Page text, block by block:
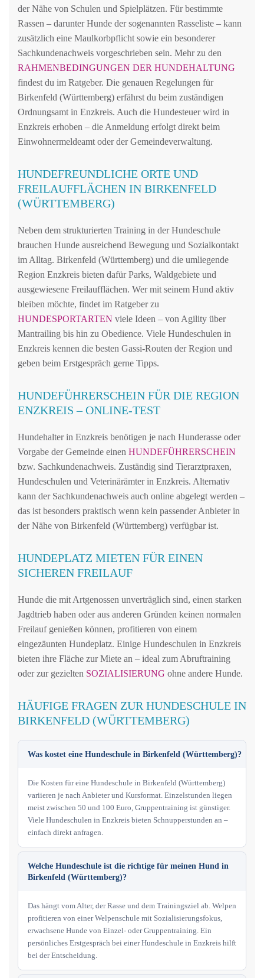
der Nähe von Schulen und Spielplätzen. Für bestimmte
Rassen – darunter Hunde der sogenannten Rasseliste – kann
zusätzlich eine Maulkorbpflicht sowie ein besonderer
Sachkundenachweis vorgeschrieben sein. Mehr zu den
RAHMENBEDINGUNGEN DER HUNDEHALTUNG
findest du im Ratgeber. Die genauen Regelungen für
Birkenfeld (Württemberg) erfährst du beim zuständigen
Ordnungsamt in Enzkreis. Auch die Hundesteuer wird in
Enzkreis erhoben – die Anmeldung erfolgt direkt beim
Einwohnermeldeamt oder der Gemeindeverwaltung.
HUNDEFREUNDLICHE ORTE UND
FREILAUFFLÄCHEN IN BIRKENFELD
(WÜRTTEMBERG)
Neben dem strukturierten Training in der Hundeschule
brauchen Hunde ausreichend Bewegung und Sozialkontakt
im Alltag. Birkenfeld (Württemberg) und die umliegende
Region Enzkreis bieten dafür Parks, Waldgebiete und
ausgewiesene Freilaufflächen. Wer mit seinem Hund aktiv
bleiben möchte, findet im Ratgeber zu
HUNDESPORTARTEN viele Ideen – von Agility über
Mantrailing bis hin zu Obedience. Viele Hundeschulen in
Enzkreis kennen die besten Gassi-Routen der Region und
geben beim Erstgespräch gerne Tipps.
HUNDEFÜHRERSCHEIN FÜR DIE REGION
ENZKREIS – ONLINE-TEST
Hundehalter in Enzkreis benötigen je nach Hunderasse oder
Vorgabe der Gemeinde einen HUNDEFÜHRERSCHEIN
bzw. Sachkundenachweis. Zuständig sind Tierarztpraxen,
Hundeschulen und Veterinärämter in Enzkreis. Alternativ
kann der Sachkundenachweis auch online abgelegt werden –
das ist besonders praktisch wenn kein passender Anbieter in
der Nähe von Birkenfeld (Württemberg) verfügbar ist.
HUNDEPLATZ MIETEN FÜR EINEN
SICHEREN FREILAUF
Hunde die mit Artgenossen unverträglich sind, einen starken
Jagdtrieb haben oder aus anderen Gründen keinen normalen
Freilauf genießen können, profitieren von einem
eingezäunten Hundeplatz. Einige Hundeschulen in Enzkreis
bieten ihre Fläche zur Miete an – ideal zum Abruftraining
oder zur gezielten SOZIALISIERUNG ohne andere Hunde.
HÄUFIGE FRAGEN ZUR HUNDESCHULE IN
BIRKENFELD (WÜRTTEMBERG)
Was kostet eine Hundeschule in Birkenfeld (Württemberg)?
Die Kosten für eine Hundeschule in Birkenfeld (Württemberg)
variieren je nach Anbieter und Kursformat. Einzelstunden liegen
meist zwischen 50 und 100 Euro, Gruppentraining ist günstiger.
Viele Hundeschulen in Enzkreis bieten Schnupperstunden an –
einfach direkt anfragen.
Welche Hundeschule ist die richtige für meinen Hund in
Birkenfeld (Württemberg)?
Das hängt vom Alter, der Rasse und dem Trainingsziel ab. Welpen
profitieren von einer Welpenschule mit Sozialisierungsfokus,
erwachsene Hunde von Einzel- oder Gruppentraining. Ein
persönliches Erstgespräch bei einer Hundeschule in Enzkreis hilft
bei der Entscheidung.